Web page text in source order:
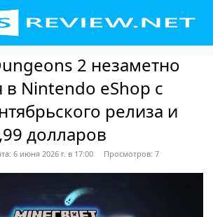
2 незаметно
в Nintendo eShop с
релиза и
долларов
6 июня 2026 г. в 17:00 Просмотров: 7